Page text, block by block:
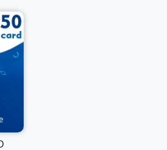
PSN jest dostarczana
udanej płatności.
więcej niż jedną kartę PSN?
wiele kodów portfela na tym